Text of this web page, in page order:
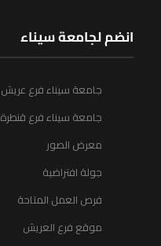
انضم لجامعة سيناء
جامعة سيناء فرع عريش
جامعة سيناء فرع قنطرة
معرض الصور
جولة افتراضية
فرص العمل المتاحة
موقع فرع العريش